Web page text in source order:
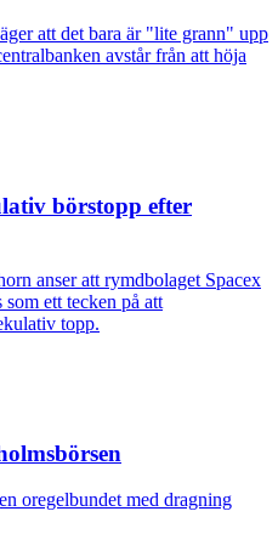
att det bara är "lite grann" upp
avstår från att höja
börstopp efter
anser att rymdbolaget Spacex
ett tecken på att
topp.
oregelbundet med dragning